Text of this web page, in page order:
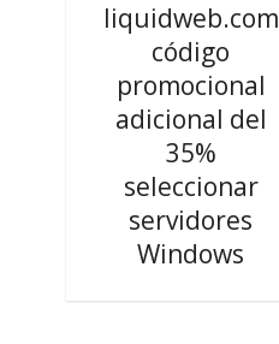
liquidweb.com
código
promocional
adicional del
35%
seleccionar
servidores
Windows